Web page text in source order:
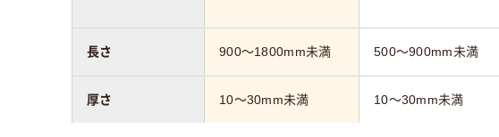
900～1800mm未満 500～900mm未満
10～30mm未満 10～30mm未満
長さ
厚さ